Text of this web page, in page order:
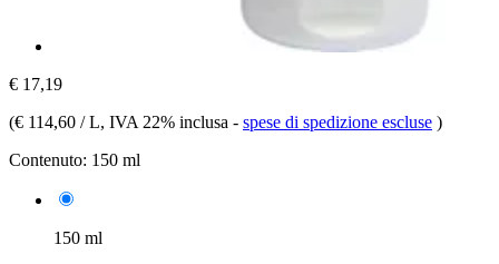
€ 17,19
(€ 114,60 / L, IVA 22% inclusa - spese di spedizione escluse )
Contenuto: 150 ml
150 ml